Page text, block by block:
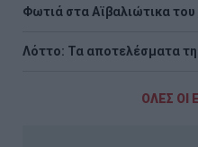
Φωτιά στα Αϊβαλιώτικα
Λόττο: Τα αποτελέσματα
ΟΛΕΣ ΟΙ